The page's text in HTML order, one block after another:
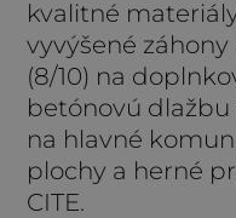
kvalitné
vyvýšené
(8/10) na
betónovú
na hlavné
plochy a herné
CITE.